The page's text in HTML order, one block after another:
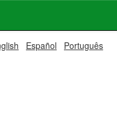
Español Português